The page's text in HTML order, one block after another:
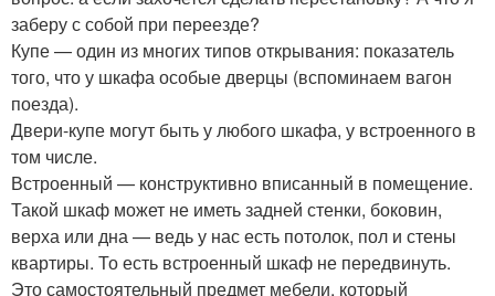
заберу с собой при переезде?
Купе — один из многих типов открывания: показатель
того, что у шкафа особые дверцы (вспоминаем вагон
поезда).
Двери-купе могут быть у любого шкафа, у встроенного в
том числе.
Встроенный — конструктивно вписанный в помещение.
Такой шкаф может не иметь задней стенки, боковин,
верха или дна — ведь у нас есть потолок, пол и стены
квартиры. То есть встроенный шкаф не передвинуть.
Это самостоятельный предмет мебели, который